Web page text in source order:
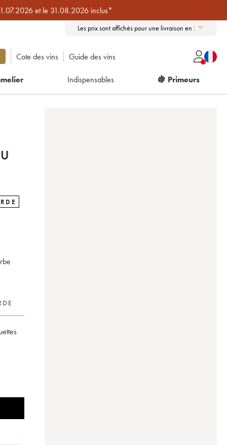
et le 31.08.2026 inclus*
Les prix sont affichés pour une livraison en :
Cote des vins Guide des vins
Indispensables 🍇 Primeurs